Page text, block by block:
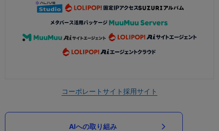
コーポレートサイト採用サイト
AIへの取り組み